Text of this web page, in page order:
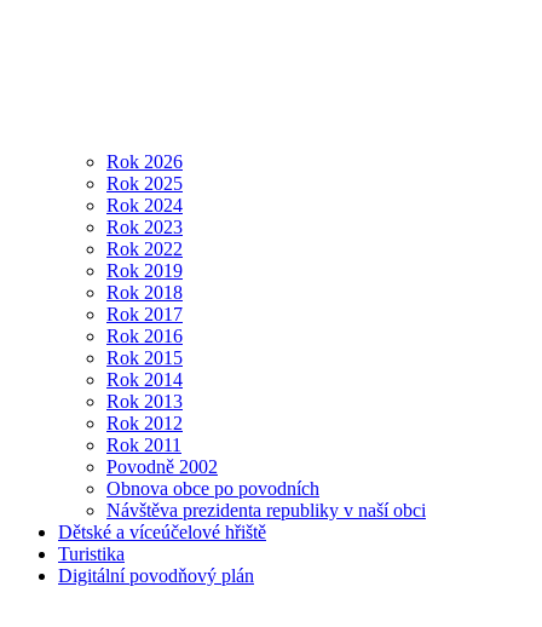
Rok 2026
Rok 2025
Rok 2024
Rok 2023
Rok 2022
Rok 2019
Rok 2018
Rok 2017
Rok 2016
Rok 2015
Rok 2014
Rok 2013
Rok 2012
Rok 2011
Povodně 2002
Obnova obce po povodních
Návštěva prezidenta republiky v naší obci
Dětské a víceúčelové hřiště
Turistika
Digitální povodňový plán